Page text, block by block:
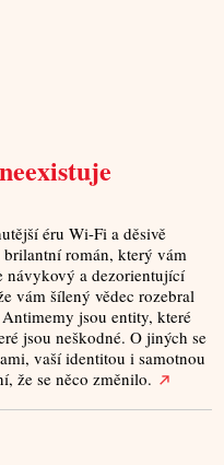
éru Wi-Fi a děsivě
brilantní román, který vám
návykový a dezorientující
vám šílený vědec rozebral
jsou entity, které
jsou neškodné. O jiných se
vaší identitou i samotnou
že se něco změnilo.